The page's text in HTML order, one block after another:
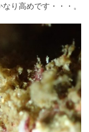
り高めです・・・。